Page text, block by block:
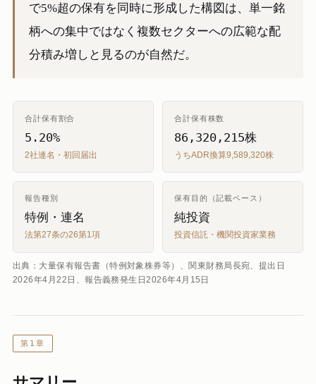
で5%超の保有を同時に形成した構図は、単一銘
柄への集中ではなく複数セクターへの広範な配
分積み増しと見るのが自然だ。
合計保有割合
5.20%
2社連名・初回届出
合計保有株数
86,320,215株
うちADR換算9,589,320株
報告種別
特例・連名
法第27条の26第1項
保有目的（記載ベース）
純投資
投資信託・機関投資家業務
出典：大量保有報告書（特例対象株券等）、関東財務局長宛、提出日
2026年4月22日、報告義務発生日2026年4月15日
第1章